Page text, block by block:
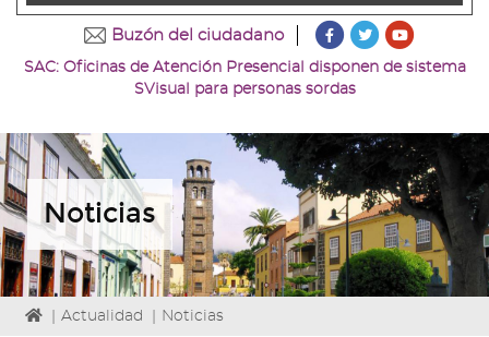
Buzón del ciudadano
???
Ir
a
página
de
Facebook
???
Ir
página
de
Twitter
Ir
canal
de
Youtube
SAC: Oficinas de Atención Presencial disponen de sistema
SVisual para personas sordas
Noticias
IconoActualidad Noticias